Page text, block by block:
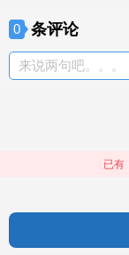
0 条评论
来说两句吧。。。
已有